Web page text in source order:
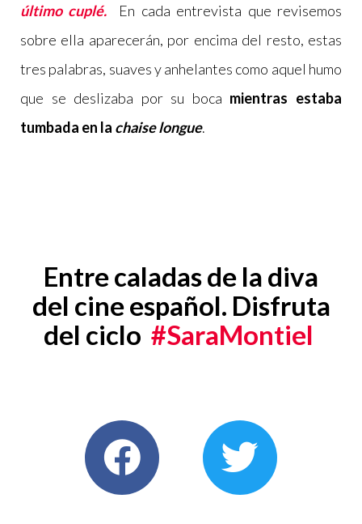
último cuplé.
En cada entrevista que revisemos
sobre ella aparecerán, por encima del resto, estas
tres palabras, suaves y anhelantes como aquel humo
que se deslizaba por su boca mientras estaba
tumbada en la chaise longue.
Entre caladas de la diva
del cine español. Disfruta
del ciclo #SaraMontiel